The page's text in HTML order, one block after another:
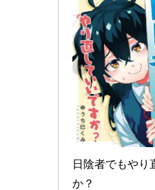
日陰者でもやり
か？